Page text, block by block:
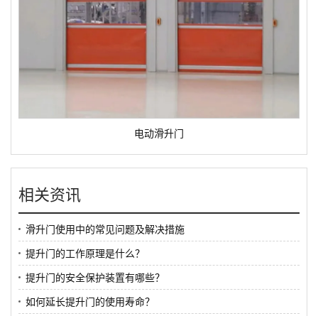
电动滑升门
相关资讯
滑升门使用中的常见问题及解决措施
提升门的工作原理是什么？
提升门的安全保护装置有哪些？
如何延长提升门的使用寿命？